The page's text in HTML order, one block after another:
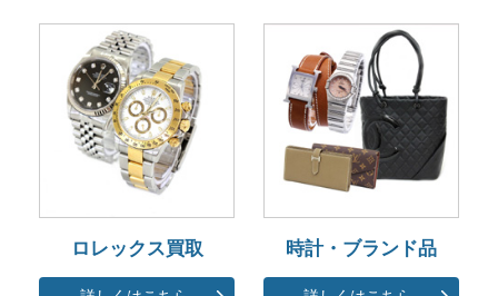
ロレックス買取 時計・ブランド品